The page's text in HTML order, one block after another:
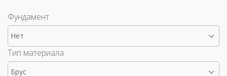
Фундамент
Нет
Тип материала
Брус